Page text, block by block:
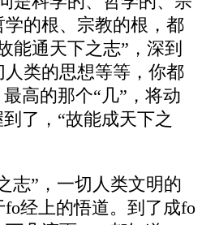
的根、宗教的根，都
能通天下之志”，深到
类的思想等等，你都
高的那个“几”，将动
了，“故能成天下之
志”，一切人类文明的
经上的悟道。到了成fo